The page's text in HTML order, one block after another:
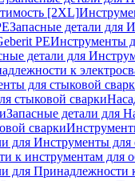
[2XL]
Запасные детали для
PEИнструменты
детали для
к
для стыковой
стыковой сварки
Запасные детали для
сварки
для Инструменты для
к инструментам для
для Принадлежности